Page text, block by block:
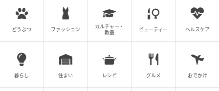
どうぶつ ファッション
カルチャー・
教養
ビューティー ヘルスケア
暮らし 住まい レシピ グルメ おでかけ